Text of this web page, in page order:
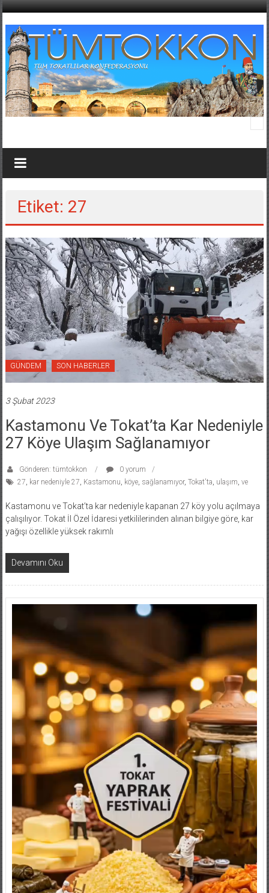
İçeriğe
TOKKON
–
Tüm
Tokatlılar
Konfedarasyonu
Etiket: 27
GÜNDEM SON HABERLER
3 Şubat 2023
Kastamonu Ve Tokat’ta Kar Nedeniyle
27 Köye Ulaşım Sağlanamıyor
Gönderen: tümtokkon
0 yorum
27 kar nedeniyle 27 Kastamonu köye, sağlanamıyor, Tokat'ta ulaşım ve
Kastamonu ve Tokat’ta kar nedeniyle kapanan 27 köy yolu açılmaya
çalışılıyor. Tokat İl Özel İdaresi yetkililerinden alınan bilgiye göre, kar
yağışı özellikle yüksek rakımlı
Devamını Oku